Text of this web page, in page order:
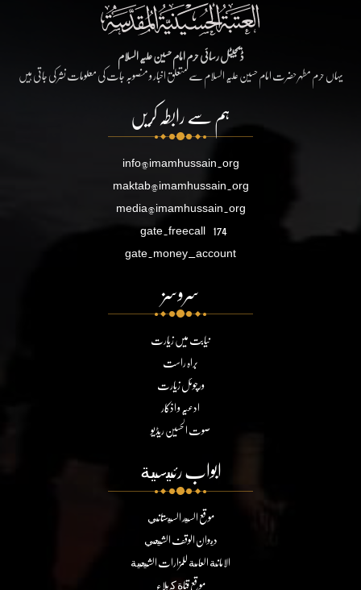
ڈیجیٹل رسائی حرم امام حسین علیہ السلام
یہاں حرم مطہر حضرت امام حسین علیہ السلام سے متعلق اخبار و منصوبہ جات کی معلومات نشر کی جاتی ہیں
ہم سے رابطہ کریں
info@imamhussain.org
maktab@imamhussain.org
media@imamhussain.org
gate.freecall 174
gate.money_account
سروسز
نیابت میں زیارت
براہ راست
ورچوئل زیارت
ادعیہ و اذکار
صوت الحسین ریڈیو
ابواب رئيسية
موقع السيد السيستاني
ديوان الوقف الشيعي
الامانة العامة للمزارات الشيعية
موقع قناة كربلاء